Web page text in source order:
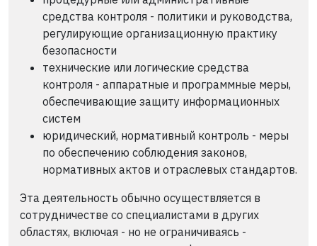
средства контроля - политики и руководства,
регулирующие организационную практику
безопасности
технические или логические средства
контроля - аппаратные и программные меры,
обеспечивающие защиту информационных
систем
юридический, нормативный контроль - меры
по обеспечению соблюдения законов,
нормативных актов и отраслевых стандартов.
Эта деятельность обычно осуществляется в
сотрудничестве со специалистами в других
областях, включая - но не ограничиваясь -